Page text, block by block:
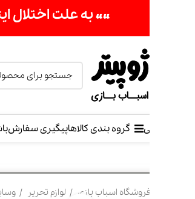
«« به علت اختلال اینترنت در
گروه بندی کالاهاپیگیری سفارشباشگاه
اسباب بازی لوازم تحریر وسایل نقاشی